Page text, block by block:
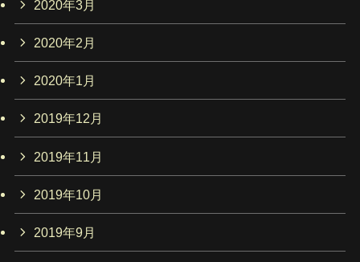
2020年3月
2020年2月
2020年1月
2019年12月
2019年11月
2019年10月
2019年9月